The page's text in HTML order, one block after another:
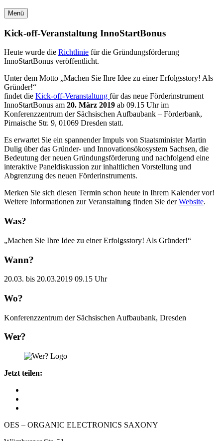
Menü
Kick-off-Veran­staltung InnoStar­tBonus
Heute wurde die Richtlinie für die Gründungsförderung
InnoStartBonus veröffentlicht.
Unter dem Motto „Machen Sie Ihre Idee zu einer Erfolgsstory! Als
Gründer!“
findet die Kick-off-Veranstaltung für das neue Förderinstrument
InnoStartBonus am 20. März 2019 ab 09.15 Uhr im
Konferenzzentrum der Sächsischen Aufbaubank – Förderbank,
Pirnaische Str. 9, 01069 Dresden statt.
Es erwartet Sie ein spannender Impuls von Staatsminister Martin
Dulig über das Gründer- und Innovationsökosystem Sachsen, die
Bedeutung der neuen Gründungsförderung und nachfolgend eine
interaktive Paneldiskussion zur inhaltlichen Vorstellung und
Abgrenzung des neuen Förderinstruments.
Merken Sie sich diesen Termin schon heute in Ihrem Kalender vor!
Weitere Informationen zur Veranstaltung finden Sie derWebsite.
Was?
„Machen Sie Ihre Idee zu einer Erfolgs­story! Als Gründer!“
Wann?
20.03. bis 20.03.2019 09.15 Uhr
Wo?
Konferenzzentrum der Sächsischen Aufbaubank, Dresden
Wer?
Jetzt teilen:
OES – ORGANIC ELECTRONICS SAXONY